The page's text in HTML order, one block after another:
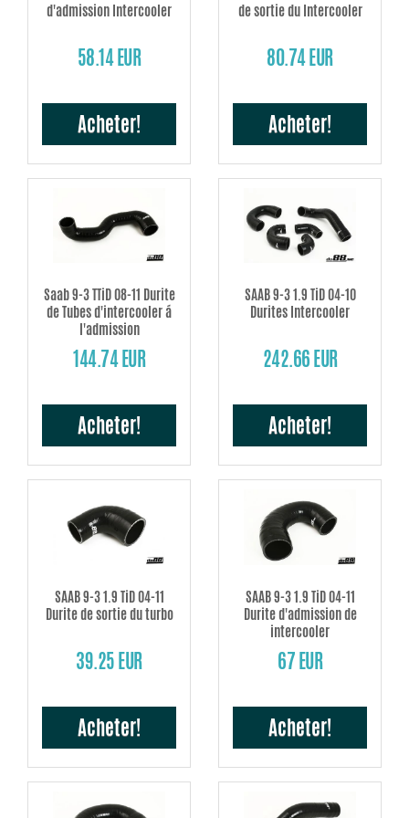
d'admission Intercooler
58.14 EUR
Acheter!
de sortie du Intercooler
80.74 EUR
Acheter!
Saab 9-3 TTiD 08-11 Durite
de Tubes d'intercooler á
l'admission
144.74 EUR
Acheter!
SAAB 9-3 1.9 TiD 04-10
Durites Intercooler
242.66 EUR
Acheter!
SAAB 9-3 1.9 TiD 04-11
Durite de sortie du turbo
39.25 EUR
Acheter!
SAAB 9-3 1.9 TiD 04-11
Durite d'admission de
intercooler
67 EUR
Acheter!